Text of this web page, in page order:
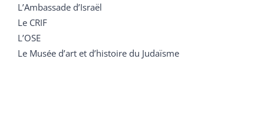
L’Ambassade d’Israël
Le CRIF
L’OSE
Le Musée d’art et d’histoire du Judaïsme